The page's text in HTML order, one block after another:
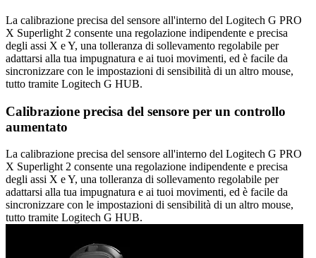
La calibrazione precisa del sensore all'interno del Logitech G PRO
X Superlight 2 consente una regolazione indipendente e precisa
degli assi X e Y, una tolleranza di sollevamento regolabile per
adattarsi alla tua impugnatura e ai tuoi movimenti, ed è facile da
sincronizzare con le impostazioni di sensibilità di un altro mouse,
tutto tramite Logitech G HUB.
Calibrazione precisa del sensore per un controllo
aumentato
La calibrazione precisa del sensore all'interno del Logitech G PRO
X Superlight 2 consente una regolazione indipendente e precisa
degli assi X e Y, una tolleranza di sollevamento regolabile per
adattarsi alla tua impugnatura e ai tuoi movimenti, ed è facile da
sincronizzare con le impostazioni di sensibilità di un altro mouse,
tutto tramite Logitech G HUB.